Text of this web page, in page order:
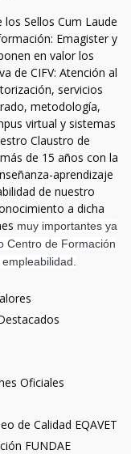
Sellos Cum Laude
Emagister y
en valor los
de CIFV: Atención al
servicios
metodología,
virtual y sistemas
Claustro de
de 15 años con la
aprendizaje
de nuestro
a dicha
muy importantes ya
Centro de Formación
Oficiales
de Calidad EQAVET
FUNDAE